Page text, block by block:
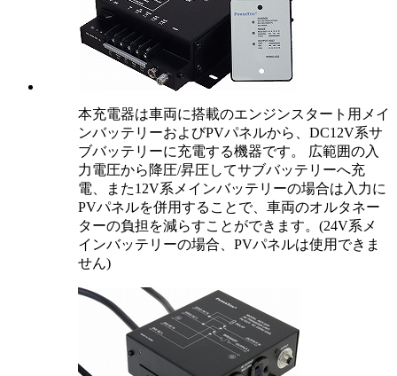
本充電器は車両に搭載のエンジンスタート用メイ
ンバッテリーおよびPVパネルから、DC12V系サ
ブバッテリーに充電する機器です。 広範囲の入
力電圧から降圧/昇圧してサブバッテリーへ充
電、また12V系メインバッテリーの場合は入力に
PVパネルを併用することで、車両のオルタネー
ターの負担を減らすことができます。(24V系メ
インバッテリーの場合、PVパネルは使用できま
せん)